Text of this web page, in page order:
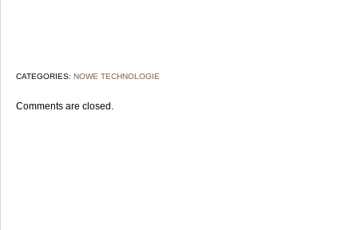
CATEGORIES: NOWE TECHNOLOGIE
Comments are closed.